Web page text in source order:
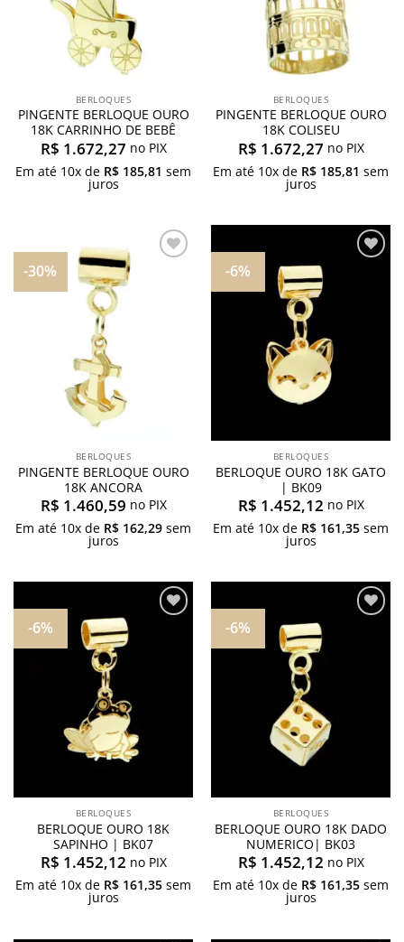
BERLOQUES
PINGENTE BERLOQUE OURO
18K CARRINHO DE BEBÊ
R$ 1.672,27 no PIX
Em até 10x de R$ 185,81 sem
juros
BERLOQUES
PINGENTE BERLOQUE OURO
18K COLISEU
R$ 1.672,27 no PIX
Em até 10x de R$ 185,81 sem
juros
-30%
BERLOQUES
PINGENTE BERLOQUE OURO
18K ANCORA
R$ 1.460,59 no PIX
Em até 10x de R$ 162,29 sem
juros
-6%
BERLOQUES
BERLOQUE OURO 18K GATO
| BK09
R$ 1.452,12 no PIX
Em até 10x de R$ 161,35 sem
juros
-6%
BERLOQUES
BERLOQUE OURO 18K
SAPINHO | BK07
R$ 1.452,12 no PIX
Em até 10x de R$ 161,35 sem
juros
-6%
BERLOQUES
BERLOQUE OURO 18K DADO
NUMERICO| BK03
R$ 1.452,12 no PIX
Em até 10x de R$ 161,35 sem
juros